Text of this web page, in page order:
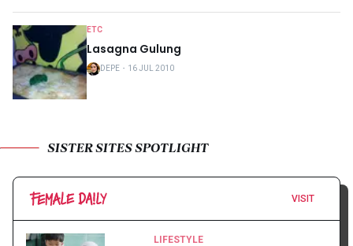
ETC
Lasagna Gulung
DEPE ・ 16 JUL 2010
SISTER SITES SPOTLIGHT
VISIT
LIFESTYLE